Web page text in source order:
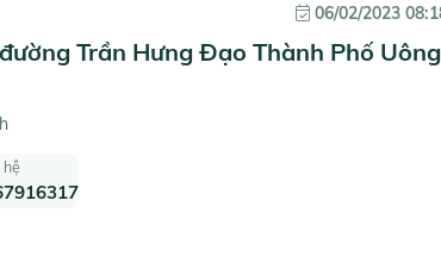
06/02/2023
Trần Hưng Đạo Thành Phố Uông
hệ